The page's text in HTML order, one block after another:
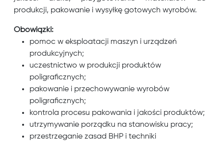
produkcji, pakowanie i wysyłkę gotowych wyrobów.
Obowiązki:
pomoc w eksploatacji maszyn i urządzeń
produkcyjnych;
uczestnictwo w produkcji produktów
poligraficznych;
pakowanie i przechowywanie wyrobów
poligraficznych;
kontrola procesu pakowania i jakości produktów;
utrzymywanie porządku na stanowisku pracy;
przestrzeganie zasad BHP i techniki